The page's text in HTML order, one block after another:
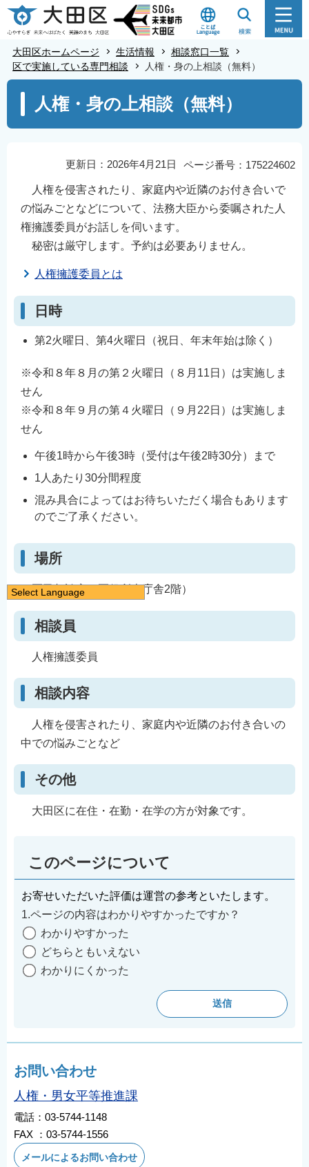
こ
の
ジ
大田区ホームページ 生活情報
相談窓口一覧
区で実施している専門相談
人権・身の上相談（無料）
こ
人権・身の上相談（無料）
ページ番号：175224602
更新日：2026年4月21日
人権を侵害されたり、家庭内や近隣のお付き合いで
の悩みごとなどについて、法務大臣から委嘱された人
権擁護委員がお話しを伺います。
秘密は厳守します。予約は必要ありません。
人権擁護委員とは
日時
第2火曜日、第4火曜日（祝日、年末年始は除く）
※令和８年８月の第２火曜日（８月11日）は実施しま
せん
※令和８年９月の第４火曜日（９月22日）は実施しま
せん
午後1時から午後3時（受付は午後2時30分）まで
1人あたり30分間程度
混み具合によってはお待ちいただく場合もあります
のでご了承ください。
場所
区民相談室（区役所本庁舎2階）
相談員
人権擁護委員
相談内容
人権を侵害されたり、家庭内や近隣のお付き合いの
中での悩みごとなど
その他
大田区に在住・在勤・在学の方が対象です。
このページについて
お寄せいただいた評価は運営の参考といたします。
1.ページの内容はわかりやすかったですか？
わかりやすかった
どちらともいえない
わかりにくかった
お問い合わせ
人権・男女平等推進課
電話：03-5744-1148
FAX ：03-5744-1556
メールによるお問い合わせ
Select Language
日本語
English
简体中文
한국어
Filipino